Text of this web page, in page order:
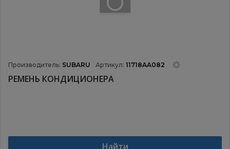
Производитель: SUBARU Артикул: 11718AA082
РЕМЕНЬ КОНДИЦИОНЕРА
Найти